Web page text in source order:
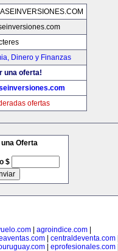
Dinero y Finanzas
una oferta!
ofertas
una Oferta
$
| agroindice.com|
| centraldeventa.com|
eprofesionales.com